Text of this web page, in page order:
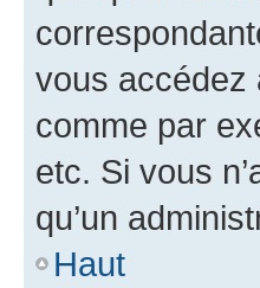
vous accédez
comme par
etc. Si vous
qu’un
Haut